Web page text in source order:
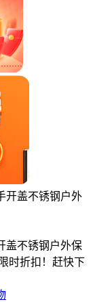
开盖不锈钢户外
盖不锈钢户外保
时折扣！赶快下